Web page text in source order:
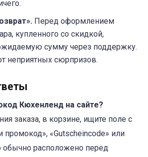
Перед оформлением
купленного со скидкой,
сумму через поддержку.
неприятных сюрпризов.
Кюхенленд на сайте?
заказа, в корзине, ищите поле с
промокод», «Gutscheincode» или
обычно расположено перед